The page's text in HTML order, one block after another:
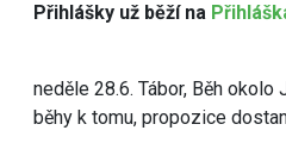
Přihlášky už běží na
neděle 28.6. Tábor, Běh okolo
běhy k tomu, propozice